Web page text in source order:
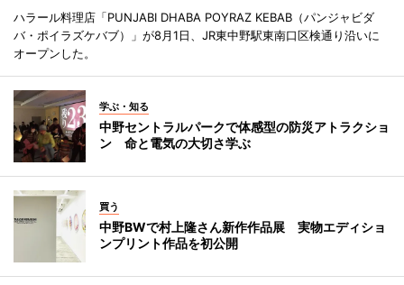
ハラール料理店「PUNJABI DHABA POYRAZ KEBAB（パンジャビダ
バ・ポイラズケバブ）」が8月1日、JR東中野駅東南口区検通り沿いに
オープンした。
学ぶ・知る
中野セントラルパークで体感型の防災アトラクショ
ン 命と電気の大切さ学ぶ
買う
中野BWで村上隆さん新作作品展 実物エディショ
ンプリント作品を初公開